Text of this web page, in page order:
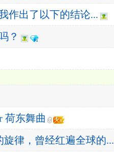
作出了以下的结论...
？
荷东舞曲
旋律，曾经红遍全球的...